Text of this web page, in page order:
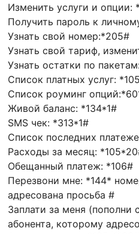
Изменить услуги и опции:
Получить пароль к
Узнать свой номер:*205#
Узнать свой тариф,
Узнать остатки по
Список платных услуг:
Список роуминг
Живой баланс: *134*1#
SMS чек: *313*1#
Список последних
Расходы за месяц:
Обещанный платеж: *106#
Перезвони мне: *144*
адресована просьба #
Заплати за меня (пополни
абонента, которому